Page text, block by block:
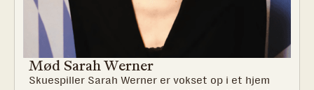
Mød Sarah Werner
Skuespiller Sarah Werner er vokset op i et hjem